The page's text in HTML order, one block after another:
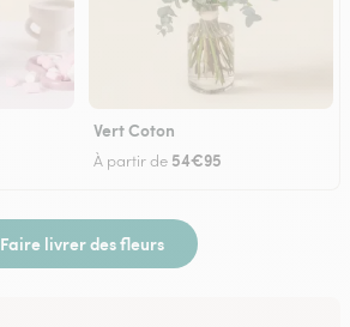
Vert Coton
À partir de 54€95
Faire livrer des fleurs